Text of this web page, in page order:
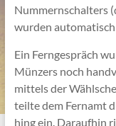
Nummernschalters
wurden automatisch
Ein Ferngespräch
Münzers noch
mittels der
teilte dem Fernamt
hing ein. Daraufhin